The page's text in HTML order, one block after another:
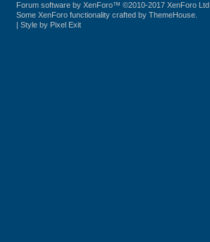
Forum software by XenForo™©2010-2017 XenForo Ltd.
Some XenForo functionality crafted byThemeHouse
|Style by Pixel Exit